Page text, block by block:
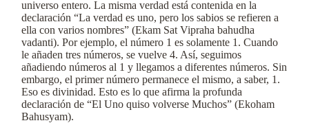
universo entero. La misma verdad está contenida en la
declaración “La verdad es uno, pero los sabios se refieren a
ella con varios nombres” (Ekam Sat Vipraha bahudha
vadanti). Por ejemplo, el número 1 es solamente 1. Cuando
le añaden tres números, se vuelve 4. Así, seguimos
añadiendo números al 1 y llegamos a diferentes números. Sin
embargo, el primer número permanece el mismo, a saber, 1.
Eso es divinidad. Esto es lo que afirma la profunda
declaración de “El Uno quiso volverse Muchos” (Ekoham
Bahusyam).